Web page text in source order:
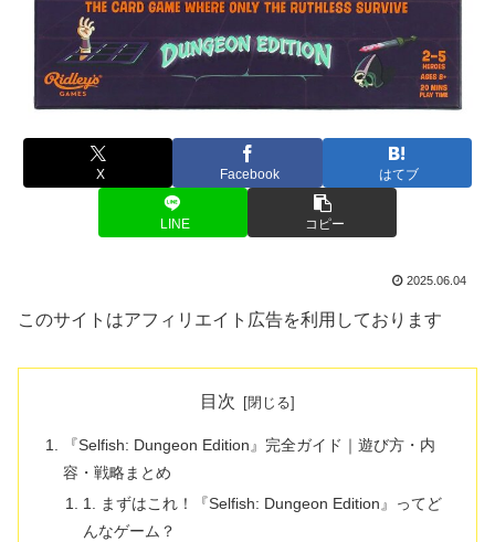
X Facebook はてブ
LINE コピー
2025.06.04
このサイトはアフィリエイト広告を利用しております
目次
『Selfish: Dungeon Edition』完全ガイド｜遊び方・内
容・戦略まとめ
1. まずはこれ！『Selfish: Dungeon Edition』ってど
んなゲーム？